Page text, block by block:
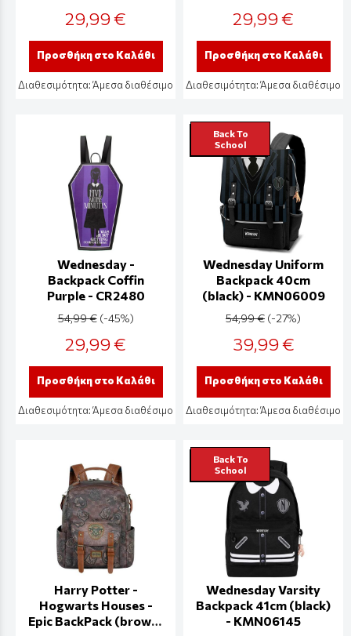
29,99 €
Προσθήκη στο Καλάθι
Διαθεσιμότητα:Άμεσα διαθέσιμο
29,99 €
Προσθήκη στο Καλάθι
Διαθεσιμότητα:Άμεσα διαθέσιμο
Wednesday -
Backpack Coffin
Purple - CR2480
54,99 € (-45%)
29,99 €
Προσθήκη στο Καλάθι
Διαθεσιμότητα:Άμεσα διαθέσιμο
Back To
School
Wednesday Uniform
Backpack 40cm
(black) - KMN06009
54,99 € (-27%)
39,99 €
Προσθήκη στο Καλάθι
Διαθεσιμότητα:Άμεσα διαθέσιμο
Harry Potter -
Hogwarts Houses -
Epic BackPack (brown)
Back To
School
Wednesday Varsity
Backpack 41cm (black)
- KMN06145